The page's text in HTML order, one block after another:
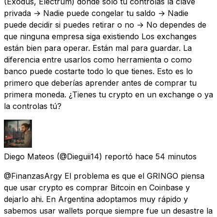
privada → Nadie puede congelar tu saldo → Nadie
puede decidir si puedes retirar o no → No dependes de
que ninguna empresa siga existiendo Los exchanges
están bien para operar. Están mal para guardar. La
diferencia entre usarlos como herramienta o como
banco puede costarte todo lo que tienes. Esto es lo
primero que deberías aprender antes de comprar tu
primera moneda. ¿Tienes tu crypto en un exchange o ya
la controlas tú?
Diego Mateos (@Dieguii14) reportó hace 54 minutos
@FinanzasArgy El problema es que el GRINGO piensa
que usar crypto es comprar Bitcoin en Coinbase y
dejarlo ahi. En Argentina adoptamos muy rápido y
sabemos usar wallets porque siempre fue un desastre la